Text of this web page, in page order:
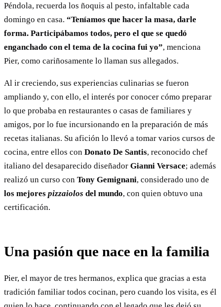
Péndola, recuerda los ñoquis al pesto, infaltable cada
domingo en casa. “Teníamos que hacer la masa, darle
forma. Participábamos todos, pero el que se quedó
enganchado con el tema de la cocina fui yo”, menciona
Pier, como cariñosamente lo llaman sus allegados.
Al ir creciendo, sus experiencias culinarias se fueron
ampliando y, con ello, el interés por conocer cómo preparar
lo que probaba en restaurantes o casas de familiares y
amigos, por lo fue incursionando en la preparación de más
recetas italianas. Su afición lo llevó a tomar varios cursos de
cocina, entre ellos con Donato De Santis, reconocido chef
italiano del desaparecido diseñador Gianni Versace; además
realizó un curso con Tony Gemignani, considerado uno de
los mejores pizzaiolos del mundo, con quien obtuvo una
certificación.
Una pasión que nace en la familia
Pier, el mayor de tres hermanos, explica que gracias a esta
tradición familiar todos cocinan, pero cuando los visita, es él